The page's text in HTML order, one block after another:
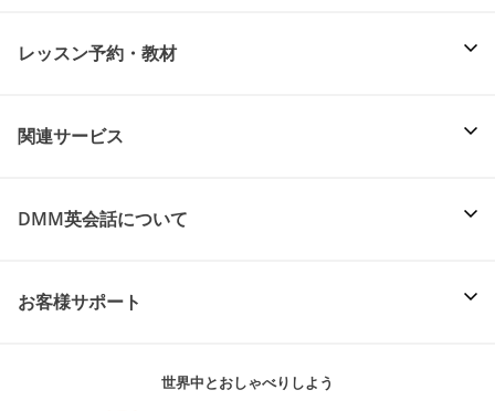
レッスン予約・教材
関連サービス
DMM英会話について
お客様サポート
世界中とおしゃべりしよう